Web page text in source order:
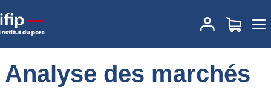
Accueil Analyse des marchés du porc
Analyse des marchés